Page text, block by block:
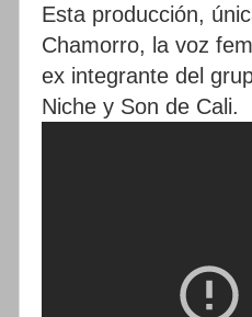
Esta producción,
Chamorro, la voz
ex integrante del
Niche y Son de Cali.